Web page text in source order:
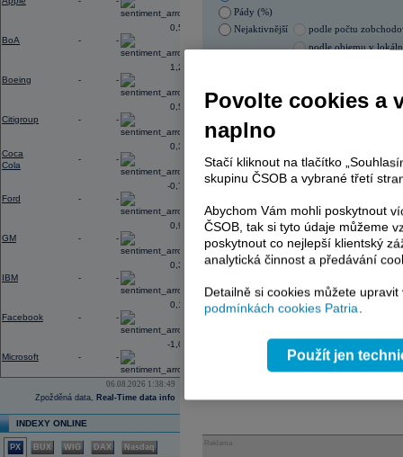
BoA - -
0,56
Boeing - -
1,28
Citigroup - -
0,56
Coca
Cola
- -
0,31
Ford - -
-0,77
GM - -
0,96
IBM - -
0,33
Facebook - -
0,14
Microsoft - -
-1,09
06.08.2026 1:38:49
Zpožděná data, Real-Time data info
INDEXY ONLINE
PX BUX WIG DAX Nasdaq
Pády (%)
Nejaktivnější
podle počtu
podle objemu v
PHILIP MORRIS ČR
AD index - vývoj
Region
select
Odeslat
Reklama
Povolte cookies a
naplno
Stačí kliknout na tlačítko
skupinu ČSOB a vybrané třetí
Abychom Vám mohli poskytnout
ČSOB, tak si tyto údaje můžeme
poskytnout co nejlepší klientský
analytická činnost a předávání
Detailně si cookies můžete
podmínkách cookies Patria.
Použít jen